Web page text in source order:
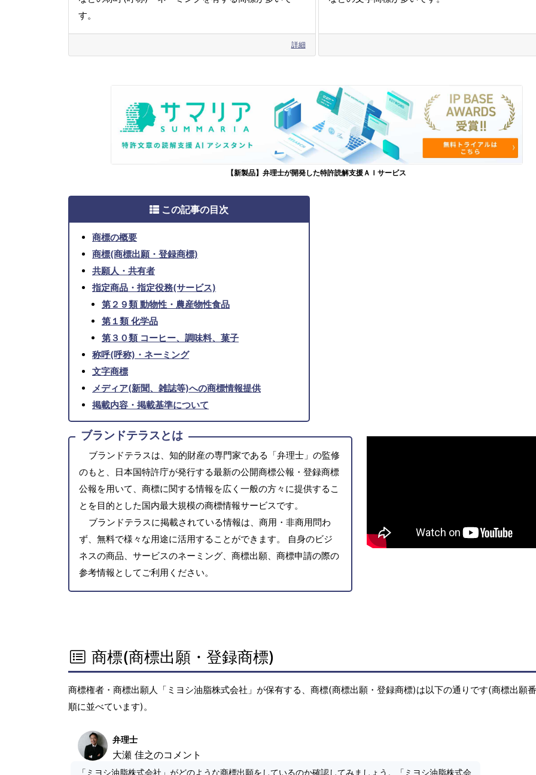
す。
詳細
【新製品】弁理士が開発した特許読解支援ＡＩサービス
この記事の目次
商標の概要
商標(商標出願・登録商標)
共願人・共有者
指定商品・指定役務(サービス)
第２９類 動物性・農産物性食品
第１類 化学品
第３０類 コーヒー、調味料、菓子
称呼(呼称)・ネーミング
文字商標
メディア(新聞、雑誌等)への商標情報提供
掲載内容・掲載基準について
ブランドテラスとは
ブランドテラスは、知的財産の専門家である「弁理士」の監修
のもと、日本国特許庁が発行する最新の公開商標公報・登録商標
公報を用いて、商標に関する情報を広く一般の方々に提供するこ
とを目的とした国内最大規模の商標情報サービスです。
ブランドテラスに掲載されている情報は、商用・非商用問わ
ず、無料で様々な用途に活用することができます。 自身のビジ
ネスの商品、サービスのネーミング、商標出願、商標申請の際の
参考情報としてご利用ください。
商標(商標出願・登録商標)
商標権者・商標出願人「ミヨシ油脂株式会社」が保有する、商標(商標出願・登録商標)は以下の通りです(商標出願
順に並べています)。
弁理士
大瀬 佳之のコメント
「ミヨシ油脂株式会社」がどのような商標出願をしているのか確認してみましょう。「ミヨシ油脂株式会